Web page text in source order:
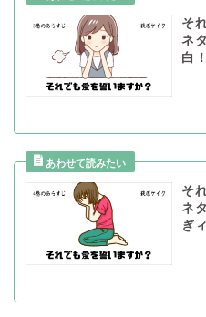
そ
ネ
白！
そ
ネ
ぎ